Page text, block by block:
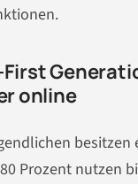
online
besitzen
Prozent nutzen